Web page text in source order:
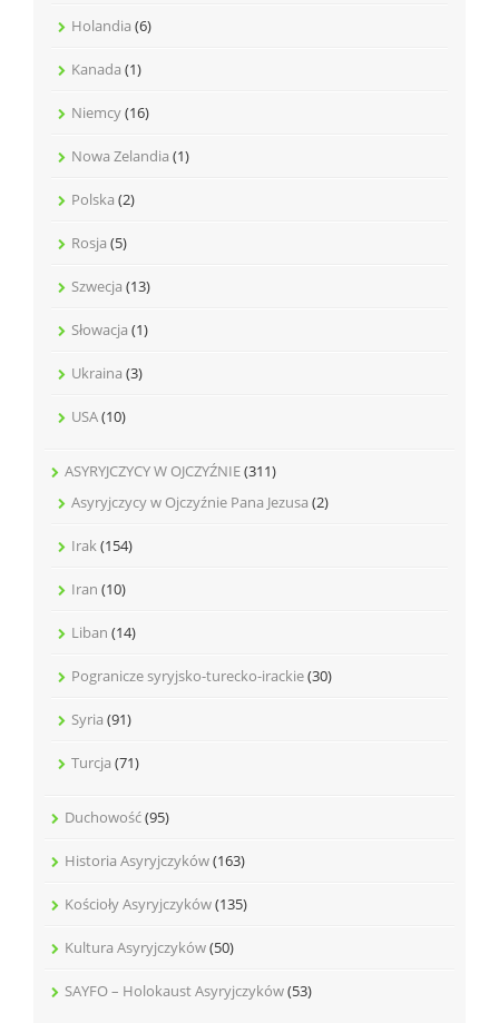
Holandia (6)
Kanada (1)
Niemcy(16)
Nowa Zelandia (1)
Polska (2)
Rosja (5)
Szwecja (13)
Słowacja (1)
Ukraina (3)
USA(10)
ASYRYJCZYCY W OJCZYŹNIE(311)
Asyryjczycy w Ojczyźnie Pana Jezusa (2)
Irak(154)
Iran (10)
Liban (14)
Pogranicze syryjsko-turecko-irackie(30)
Syria (91)
Turcja (71)
Duchowość(95)
Historia Asyryjczyków(163)
Kościoły Asyryjczyków(135)
Kultura Asyryjczyków(50)
SAYFO – Holokaust Asyryjczyków(53)